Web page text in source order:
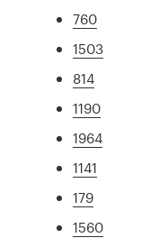
760
1503
814
1190
1964
1141
179
1560